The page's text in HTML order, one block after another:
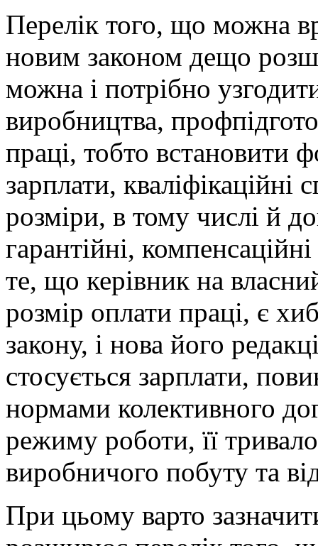
Перелік того, що можна
новим законом дещо
можна і потрібно
виробництва,
праці, тобто встановити
зарплати, кваліфікаційні
розміри, в тому числі й
гарантійні,
те, що керівник на
розмір оплати праці, є
закону, і нова його
стосується зарплати,
нормами колективного
режиму роботи, її
виробничого побуту та
При цьому варто